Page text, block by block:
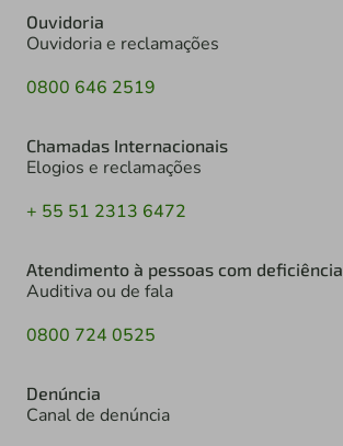
Ouvidoria
Ouvidoria e reclamações
0800 646 2519
Chamadas Internacionais
Elogios e reclamações
+ 55 51 2313 6472
Atendimento à pessoas com deficiência
Auditiva ou de fala
0800 724 0525
Denúncia
Canal de denúncia